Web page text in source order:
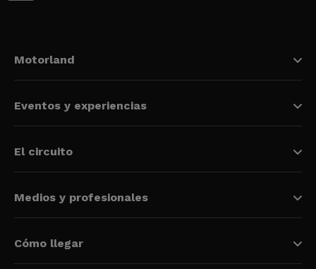
Motorland
Eventos y experiencias
El circuito
Medios y profesionales
Cómo llegar